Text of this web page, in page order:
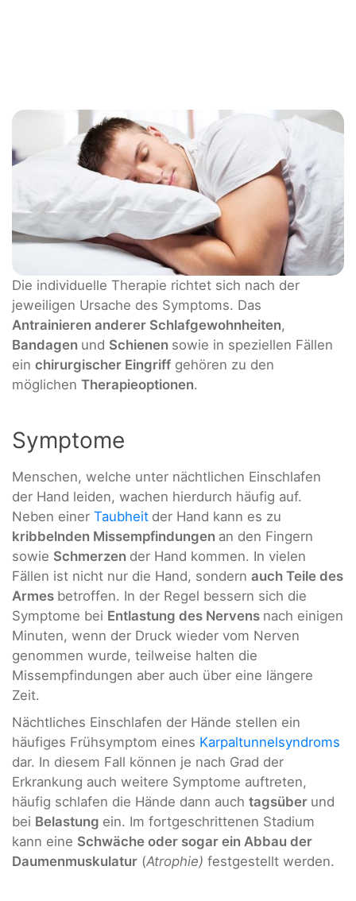
Die individuelle Therapie richtet sich nach der
jeweiligen Ursache des Symptoms. Das
Antrainieren anderer Schlafgewohnheiten,
Bandagen und Schienen sowie in speziellen Fällen
ein chirurgischer Eingriff gehören zu den
möglichen Therapieoptionen.
Symptome
Menschen, welche unter nächtlichen Einschlafen
der Hand leiden, wachen hierdurch häufig auf.
Neben einer Taubheit der Hand kann es zu
kribbelnden Missempfindungen an den Fingern
sowie Schmerzen der Hand kommen. In vielen
Fällen ist nicht nur die Hand, sondern auch Teile des
Armes betroffen. In der Regel bessern sich die
Symptome bei Entlastung des Nervens nach einigen
Minuten, wenn der Druck wieder vom Nerven
genommen wurde, teilweise halten die
Missempfindungen aber auch über eine längere
Zeit.
Nächtliches Einschlafen der Hände stellen ein
häufiges Frühsymptom eines Karpaltunnelsyndroms
dar. In diesem Fall können je nach Grad der
Erkrankung auch weitere Symptome auftreten,
häufig schlafen die Hände dann auch tagsüber und
bei Belastung ein. Im fortgeschrittenen Stadium
kann eine Schwäche oder sogar ein Abbau der
Daumenmuskulatur (Atrophie) festgestellt werden.